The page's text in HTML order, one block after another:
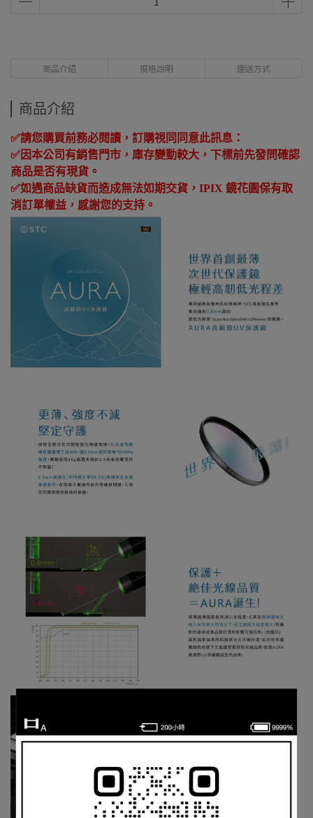
商品介紹 規格說明 運送方式
商品介紹
✅請您購買前務必閱讀，訂購視同同意此訊息：
✅因本公司有銷售門市，庫存變動較大，下標前先發問確認
商品是否有現貨。
✅如遇商品缺貨而造成無法如期交貨， IPIX 鏡花園保有取
消訂單權益，感謝您的支持。